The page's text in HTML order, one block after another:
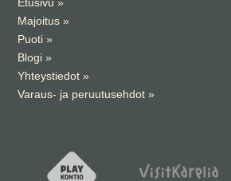
Etusivu»
Majoitus»
Puoti»
Blogi»
Yhteystiedot »
Varaus- ja peruutusehdot »